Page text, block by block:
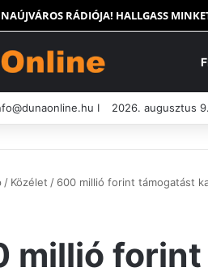
RÁDIÓJA! HALLGASS
I 2026. augusztus
/ Közélet / 600 millió forint támogatást
millió